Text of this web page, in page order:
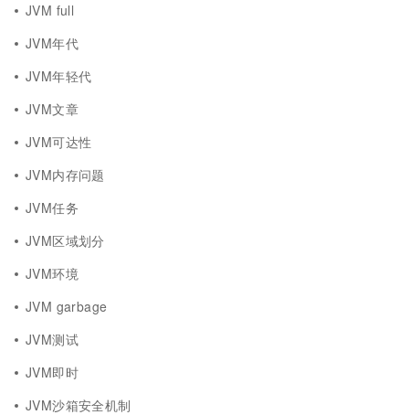
JVM full
JVM年代
JVM年轻代
JVM文章
JVM可达性
JVM内存问题
JVM任务
JVM区域划分
JVM环境
JVM garbage
JVM测试
JVM即时
JVM沙箱安全机制